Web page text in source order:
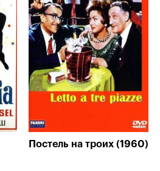
Постель на троих (1960)